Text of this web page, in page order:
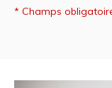
* Champs